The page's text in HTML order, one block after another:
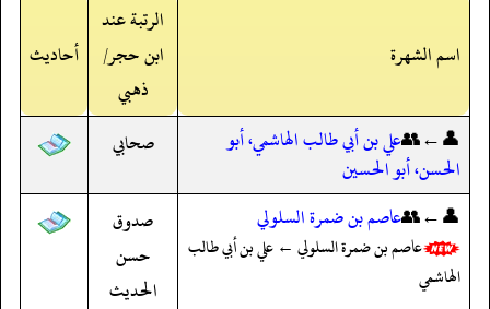
اسم الشهرة
الرتبة عند
ابن حجر/
ذهبي
أحاديث
👤←👥علي بن أبي طالب الهاشمي، أبو
الحسن، أبو الحسين
صحابي
👤←👥عاصم بن ضمرة السلولي
عاصم بن ضمرة السلولي ← علي بن أبي طالب
الهاشمي
صدوق
حسن
الحديث